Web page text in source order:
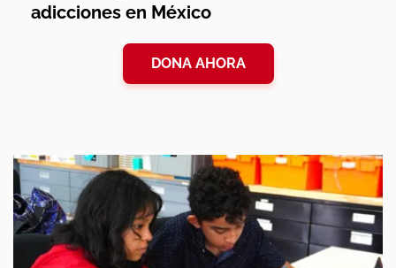
adicciones en México
DONA AHORA